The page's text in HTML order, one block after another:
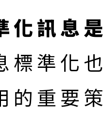
化訊息
標準化
的重要